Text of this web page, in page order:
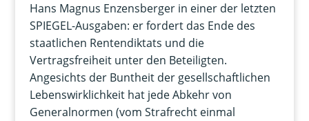
Hans Magnus Enzensberger in einer der letzten
SPIEGEL-Ausgaben: er fordert das Ende des
staatlichen Rentendiktats und die
Vertragsfreiheit unter den Beteiligten.
Angesichts der Buntheit der gesellschaftlichen
Lebenswirklichkeit hat jede Abkehr von
Generalnormen (vom Strafrecht einmal